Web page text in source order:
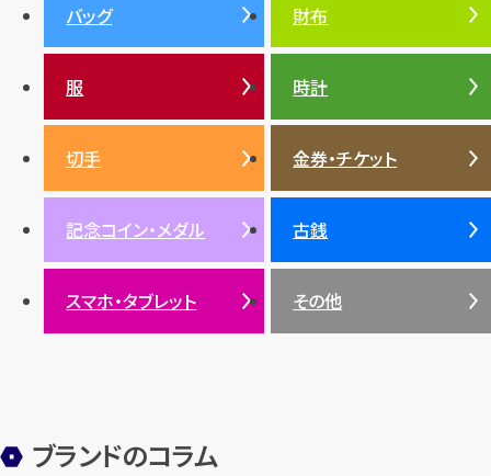
ティファニー
金貨 ブルガリ
バッグ
アメジスト
バレンシアガ
ルビー 陶磁器・ガラス ブレゲ SDGs
金・貴金属TOP
プラチナ
銀・シルバー
宝石・ジュエリー(ダイヤモ
ンド・宝石)TOP
ダイヤモンド
エメラルド
ルビー
サファイア
パール
サンゴ
ヒスイ
バッグ 財布
服 時計
切手 金券・チケット
記念コイン・メダル 古銭
スマホ・タブレット その他
ブランドのコラム